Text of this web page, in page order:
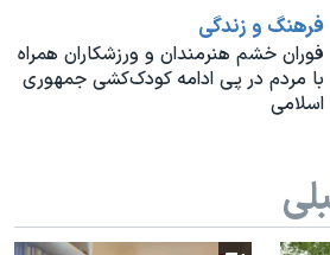
نوبل صلح
«سی‌پک»
فرهنگ و زندگی
فوران خشم هنرمندان و ورزشکاران همراه
با مردم در پی ادامه کودک‌کشی‌ جمهوری
اسلامی